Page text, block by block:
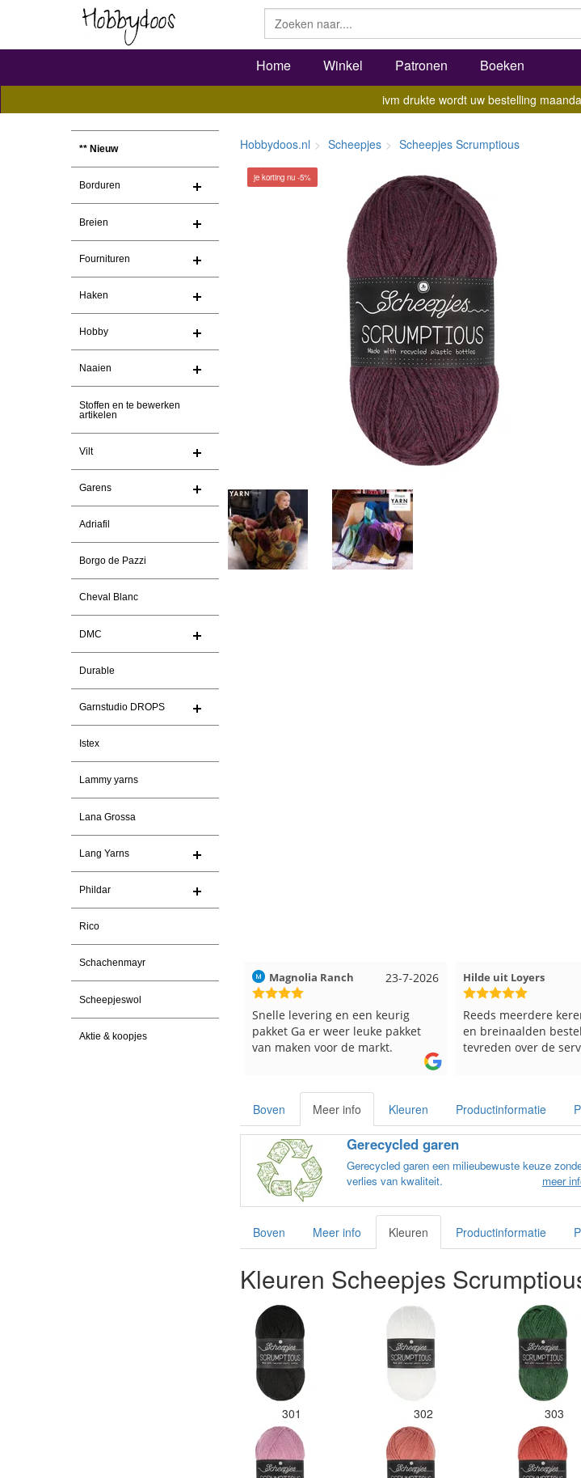
Home Winkel Patronen Boeken
ivm drukte wordt uw bestelling
** Nieuw
Borduren
Breien
Fournituren
Haken
Hobby
Naaien
Stoffen en te bewerken
artikelen
Vilt
Garens
Adriafil
Borgo de Pazzi
Cheval Blanc
DMC
Durable
Garnstudio DROPS
Istex
Lammy yarns
Lana Grossa
Lang Yarns
Phildar
Rico
Schachenmayr
Scheepjeswol
Aktie & koopjes
Hobbydoos.nl Scheepjes Scheepjes Scrumptious
je korting nu -5%
30-7-2026
Snelle levering. En prima garen
23-7-2026
Magnolia Ranch
Snelle levering en een keurig
pakket Ga er weer leuke pakket
van maken voor de markt.
Hilde uit Loyers
Reeds meerdere
en breinaalden
tevreden over de
Boven Meer info Kleuren Productinformatie
Gerecycled garen
Gerecycled garen een milieubewuste keuze
verlies van kwaliteit.
meer
Boven Meer info Kleuren Productinformatie
Kleuren Scheepjes
301 302 303